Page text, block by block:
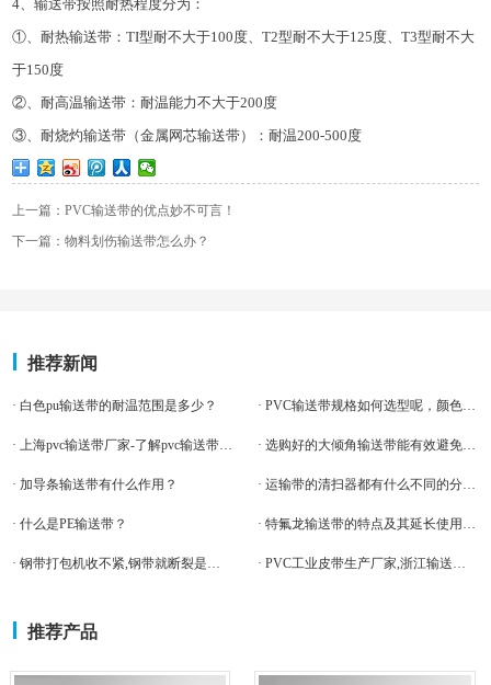
4、输送带按照耐热程度分为：
①、耐热输送带：TI型耐不大于100度、T2型耐不大于125度、T3型耐不大
于150度
②、耐高温输送带：耐温能力不大于200度
③、耐烧灼输送带（金属网芯输送带）：耐温200-500度
上一篇：​PVC输送带的优点妙不可言！​
下一篇：物料划伤输送带怎么办？
推荐新闻
· 白色pu输送带的耐温范围是多少？ · PVC输送带规格如何选型呢，颜色尺寸厚度，米欧为您解答。
· 上海pvc输送带厂家-了解pvc输送带的特点 · 选购好的大倾角输送带能有效避免跑偏
· 加导条输送带有什么作用？ · 运输带的清扫器都有什么不同的分类吗？
· 什么是PE输送带？ · 特氟龙输送带的特点及其延长使用寿命的方法
· 钢带打包机收不紧,钢带就断裂是什么原因？ · PVC工业皮带生产厂家,浙江输送带卷料价格
推荐产品